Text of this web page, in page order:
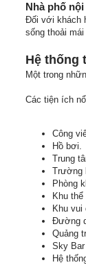
Nhà phố
Đối với khách
sống thoải
Hệ thống
Một trong
Các tiện ích
Công
Hồ bơi.
Trung
Trường
Phòng
Khu thể
Khu vui
Đường
Quảng
Sky
Hệ